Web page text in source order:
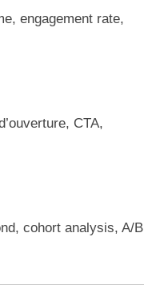
engagement rate,
CTA,
cohort analysis, A/B